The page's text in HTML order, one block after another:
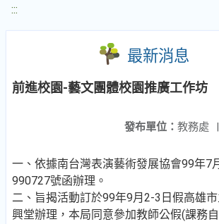
:::
最新消息
前進校園-藝文團體校園推廣工作坊
發布單位： 教務處 |
一、依據南台灣表演藝術發展協會99年7
990727號函辦理。
二、旨揭活動訂於99年9月2-3日假高雄
興堂辦理，本局同意參加教師公假(課務